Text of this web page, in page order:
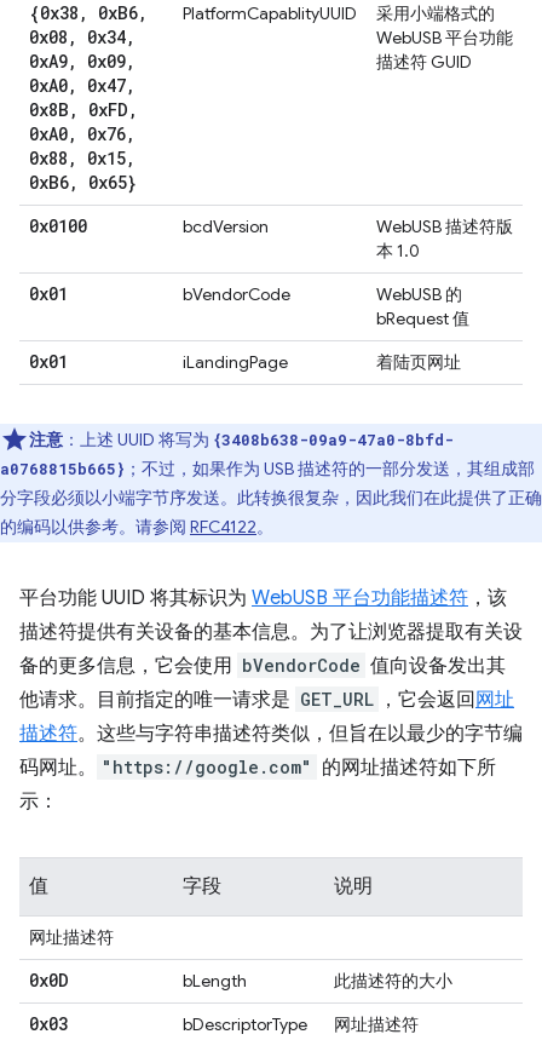
{0x38 , 0xB6,
0x08 , 0x34,
0xA9, 0x09,
0xA0, 0x47,
0x8B , 0xFD ,
0xA0, 0x76,
0x88 , 0x15,
0xB6, 0x65}
PlatformCapablityUUID
采用小端格式的
WebUSB 平台功能
描述符 GUID
0x0100 bcdVersion
WebUSB 描述符版
本 1.0
0x01 bVendorCode
WebUSB 的
bRequest 值
0x01 iLandingPage 着陆页网址
注意 ：上述 UUID 将写为 {3408b638-09a9-47a0-8bfd-
a0768815b665} ；不过，如果作为 USB 描述符的一部分发送，其组成部
分字段必须以小端字节序发送。此转换很复杂，因此我们在此提供了正确
的编码以供参考。请参阅 RFC4122。
平台功能 UUID 将其标识为 WebUSB 平台功能描述符 ，该
描述符提供有关设备的基本信息。为了让浏览器提取有关设
备的更多信息，它会使用 bVendorCode 值向设备发出其
他请求。目前指定的唯一请求是 GET_URL ，它会返回 网址
描述符。这些与字符串描述符类似，但旨在以最少的字节编
码网址。
"https://google.com"
的网址描述符如下所
示：
值 字段 说明
网址描述符
0x0D bLength 此描述符的大小
0x03 bDescriptorType 网址描述符